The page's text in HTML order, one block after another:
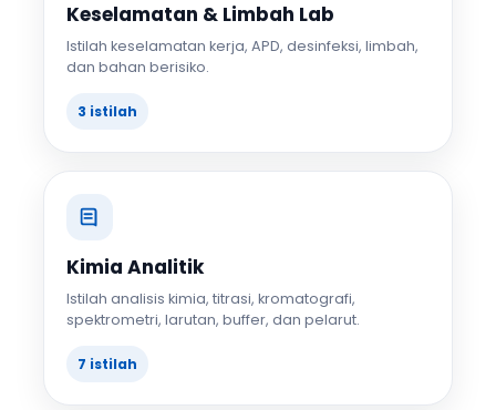
Keselamatan & Limbah Lab
Istilah keselamatan kerja, APD, desinfeksi, limbah,
dan bahan berisiko.
3 istilah
Kimia Analitik
Istilah analisis kimia, titrasi, kromatografi,
spektrometri, larutan, buffer, dan pelarut.
7 istilah